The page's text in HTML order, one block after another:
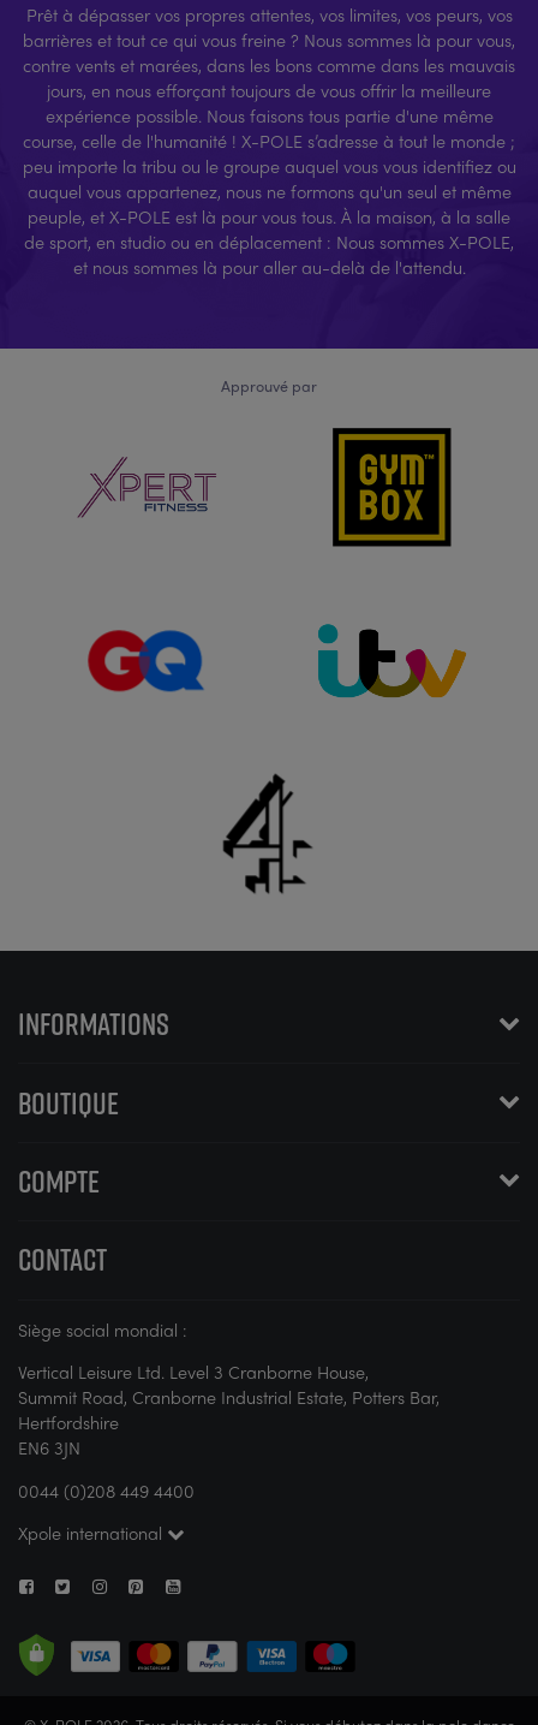
Prêt à dépasser vos propres attentes, vos limites, vos peurs, vos
barrières et tout ce qui vous freine ? Nous sommes là pour vous,
contre vents et marées, dans les bons comme dans les mauvais
jours, en nous efforçant toujours de vous offrir la meilleure
expérience possible. Nous faisons tous partie d'une même
course, celle de l'humanité ! X-POLE s’adresse à tout le monde ;
peu importe la tribu ou le groupe auquel vous vous identifiez ou
auquel vous appartenez, nous ne formons qu'un seul et même
peuple, et X-POLE est là pour vous tous. À la maison, à la salle
de sport, en studio ou en déplacement : Nous sommes X-POLE,
et nous sommes là pour aller au-delà de l'attendu.
Approuvé par
INFORMATIONS
BOUTIQUE
COMPTE
CONTACT
Siège social mondial :
Vertical Leisure Ltd. Level 3 Cranborne House,
Summit Road, Cranborne Industrial Estate, Potters Bar,
Hertfordshire
EN6 3JN
0044 (0)208 449 4400
Xpole international